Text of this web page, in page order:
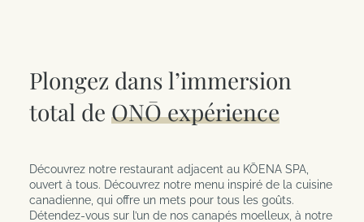
Date de départ
Enfants Chambres
fermé et que l’accès à l’expérience Kōena Spa (piscine,
sauna, etc) est disponible moyennant des frais
supplémentaires. Pour consulter les tarifs détaillés ou
pour réserver une chambre avec le forfait spa inclus,
veuillez visiterKOENASPA.com.
Plongez dans l’immersion
total de ONŌ expérience
Découvrez notre restaurant adjacent au KŌENA SPA,
ouvert à tous. Découvrez notre menu inspiré de la cuisine
canadienne, qui offre un mets pour tous les goûts.
Détendez-vous sur l’un de nos canapés moelleux, à notre